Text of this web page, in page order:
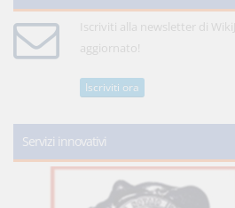
Iscriviti alla newsletter di
aggiornato!
Iscriviti ora
Servizi innovativi